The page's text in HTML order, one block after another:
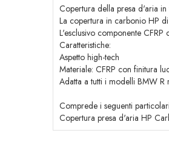
Copertura della presa d'aria
La copertura in carbonio HP
L'esclusivo componente
Caratteristiche:
Aspetto high-tech
Materiale: CFRP con finitura
Adatta a tutti i modelli BMW
Comprede i seguenti
Copertura presa d'aria HP